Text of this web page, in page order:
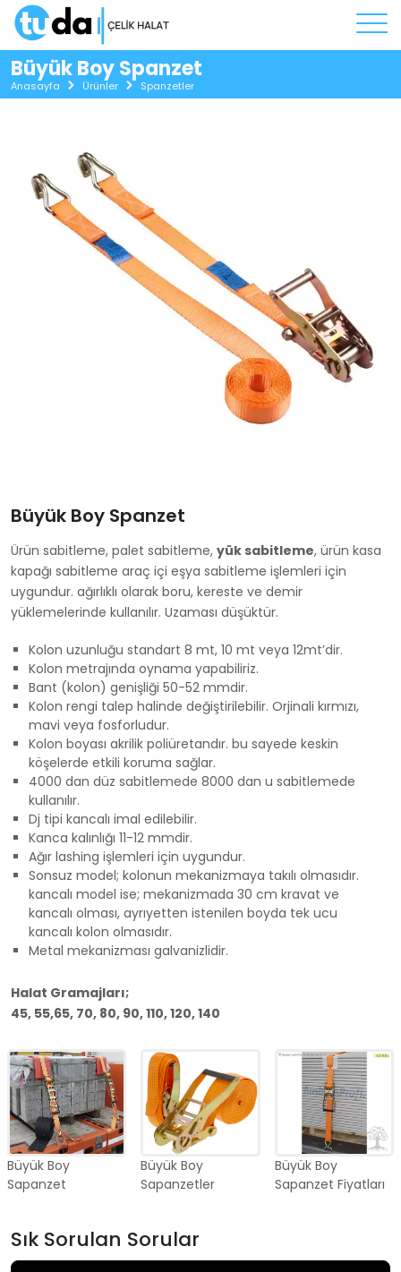
Büyük Boy Spanzet
Anasayfa Ürünler Spanzetler
Büyük Boy Spanzet
Ürün sabitleme, palet sabitleme, yük sabitleme, ürün kasa
kapağı sabitleme araç içi eşya sabitleme işlemleri için
uygundur. ağırlıklı olarak boru, kereste ve demir
yüklemelerinde kullanılır. Uzaması düşüktür.
Kolon uzunluğu standart 8 mt, 10 mt veya 12mt’dir.
Kolon metrajında oynama yapabiliriz.
Bant (kolon) genişliği 50-52 mmdir.
Kolon rengi talep halinde değiştirilebilir. Orjinali kırmızı,
mavi veya fosforludur.
Kolon boyası akrilik poliüretandır. bu sayede keskin
köşelerde etkili koruma sağlar.
4000 dan düz sabitlemede 8000 dan u sabitlemede
kullanılır.
Dj tipi kancalı imal edilebilir.
Kanca kalınlığı 11-12 mmdir.
Ağır lashing işlemleri için uygundur.
Sonsuz model; kolonun mekanizmaya takılı olmasıdır.
kancalı model ise; mekanizmada 30 cm kravat ve
kancalı olması, ayrıyetten istenilen boyda tek ucu
kancalı kolon olmasıdır.
Metal mekanizması galvanizlidir.
Halat Gramajları;
45, 55,65, 70, 80, 90, 110, 120, 140
Büyük Boy
Sapanzet
Büyük Boy
Sapanzetler
Büyük Boy
Sapanzet Fiyatları
Sık Sorulan Sorular